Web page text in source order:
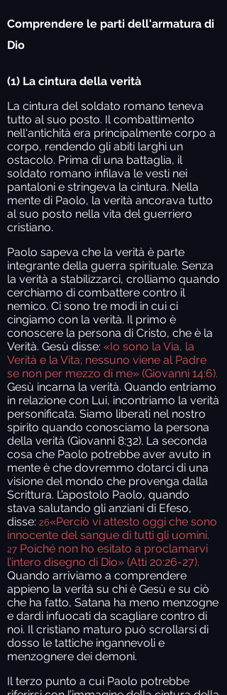
Comprendere le parti dell'armatura di
Dio
(1) La cintura della verità
La cintura del soldato romano teneva
tutto al suo posto. Il combattimento
nell'antichità era principalmente corpo a
corpo, rendendo gli abiti larghi un
ostacolo. Prima di una battaglia, il
soldato romano infilava le vesti nei
pantaloni e stringeva la cintura. Nella
mente di Paolo, la verità ancorava tutto
al suo posto nella vita del guerriero
cristiano.
Paolo sapeva che la verità è parte
integrante della guerra spirituale. Senza
la verità a stabilizzarci, crolliamo quando
cerchiamo di combattere contro il
nemico. Ci sono tre modi in cui ci
cingiamo con la verità. Il primo è
conoscere la persona di Cristo, che è la
Verità. Gesù disse: «Io sono la Via, la
Verità e la Vita; nessuno viene al Padre
se non per mezzo di me» (Giovanni 14:6).
Gesù incarna la verità. Quando entriamo
in relazione con Lui, incontriamo la verità
personificata. Siamo liberati nel nostro
spirito quando conosciamo la persona
della verità (Giovanni 8:32). La seconda
cosa che Paolo potrebbe aver avuto in
mente è che dovremmo dotarci di una
visione del mondo che provenga dalla
Scrittura. L’apostolo Paolo, quando
stava salutando gli anziani di Efeso,
disse: 26«Perciò vi attesto oggi che sono
innocente del sangue di tutti gli uomini.
27 Poiché non ho esitato a proclamarvi
l’intero disegno di Dio» (Atti 20:26-27).
Quando arriviamo a comprendere
appieno la verità su chi è Gesù e su ciò
che ha fatto, Satana ha meno menzogne
e dardi infuocati da scagliare contro di
noi. Il cristiano maturo può scrollarsi di
dosso le tattiche ingannevoli e
menzognere dei demoni.
Il terzo punto a cui Paolo potrebbe